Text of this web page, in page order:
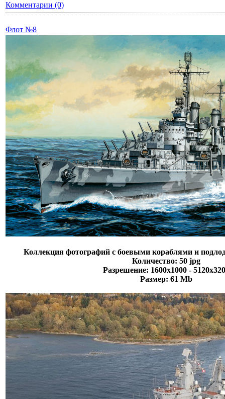
Комментарии (0)
Флот №8
Коллекция фотографий с боевыми кораблями и
Количество: 50 jpg
Разрешение: 1600х1000 -
Размер: 61 Mb